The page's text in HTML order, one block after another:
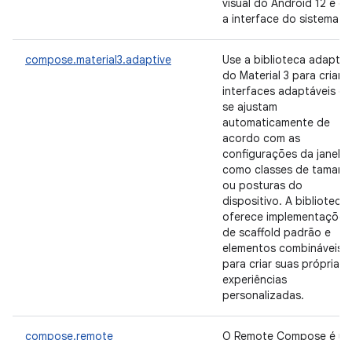
visual do Android 12 e
a interface do sistema.
compose.material3.adaptive
Use a biblioteca
do Material 3 para criar
interfaces adaptáveis
se ajustam
automaticamente de
acordo com as
configurações da janela,
como classes de
ou posturas do
dispositivo. A biblioteca
oferece implementações
de scaffold padrão e
elementos combináveis
para criar suas próprias
experiências
personalizadas.
compose.remote
O Remote Compose é